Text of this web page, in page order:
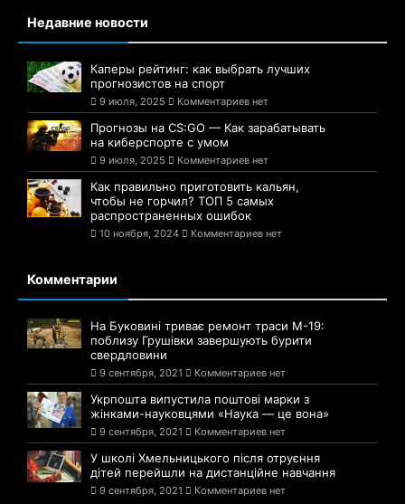
Недавние новости
Каперы рейтинг: как выбрать лучших
прогнозистов на спорт
9 июля, 2025 Комментариев нет
Прогнозы на CS:GO — Как зарабатывать
на киберспорте с умом
9 июля, 2025 Комментариев нет
Как правильно приготовить кальян,
чтобы не горчил? ТОП 5 самых
распространенных ошибок
10 ноября, 2024 Комментариев нет
Комментарии
На Буковині триває ремонт траси М-19:
поблизу Грушівки завершують бурити
свердловини
9 сентября, 2021 Комментариев нет
Укрпошта випустила поштові марки з
жінками-науковцями «Наука — це вона»
9 сентября, 2021 Комментариев нет
У школі Хмельницького після отруєння
дітей перейшли на дистанційне навчання
9 сентября, 2021 Комментариев нет